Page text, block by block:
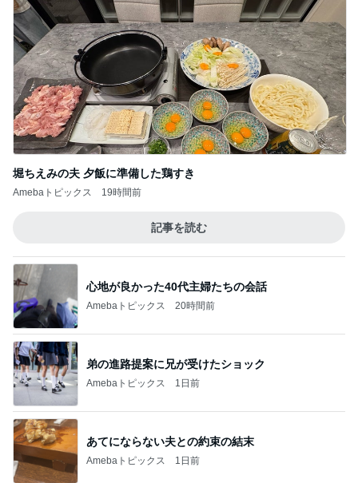
堀ちえみの夫 夕飯に準備した鶏すき
Amebaトピックス 19時間前
記事を読む
心地が良かった40代主婦たちの会話
Amebaトピックス 20時間前
弟の進路提案に兄が受けたショック
Amebaトピックス 1日前
あてにならない夫との約束の結末
Amebaトピックス 1日前